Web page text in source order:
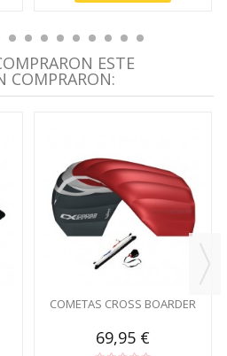
ESTE
COMPRARON:
COMETAS CROSS BOARDER
69,95 €